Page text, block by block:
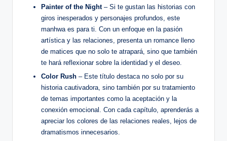
Painter⁣ of the Night– Si te gustan las historias con
giros inesperados y personajes profundos, ⁢este
manhwa es ⁣para​ ti. Con un enfoque en la pasión
artística y ⁢las relaciones, presenta un romance lleno
de matices que no solo ‍te‌ atrapará,⁤ sino que ​también
te hará ⁣reflexionar sobre la identidad y el⁣ deseo.
Color Rush – Este título destaca no ‍solo por su
historia cautivadora, sino ‌también por su tratamiento
⁤de temas importantes como la aceptación y la
conexión emocional. Con cada capítulo, aprenderás a
apreciar los colores de las relaciones reales, lejos de
dramatismos innecesarios.